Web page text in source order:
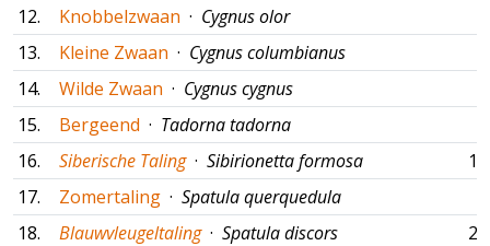
12.
Knobbelzwaan · Cygnus olor
13.
Kleine Zwaan · Cygnus columbianus
14.
Wilde Zwaan · Cygnus cygnus
15.
Bergeend · Tadorna tadorna
16.
Siberische Taling · Sibirionetta formosa
17.
Zomertaling · Spatula querquedula
18.
Blauwvleugeltaling · Spatula discors